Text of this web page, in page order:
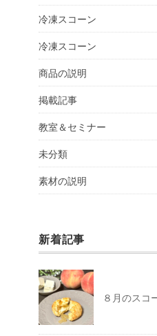
冷凍スコーン
冷凍スコーン
商品の説明
掲載記事
教室＆セミナー
未分類
素材の説明
新着記事
８月のスコ